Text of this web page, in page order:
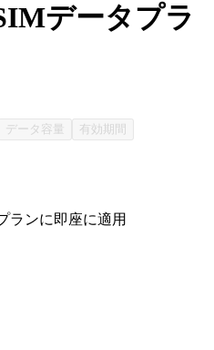
データプラ
データ容量 有効期間
ランに即座に適用